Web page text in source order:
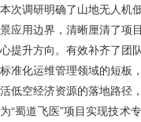
本次调研明确了山地无人机
景应用边界，清晰厘清了项
心提升方向。有效补齐了团
标准化运维管理领域的短板
活低空经济资源的落地路径
为“蜀道飞医”项目实现技术